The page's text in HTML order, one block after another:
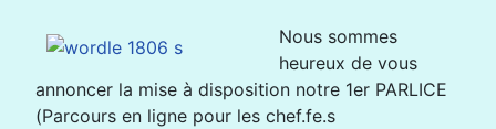
Nous sommes
heureux de vous
annoncer la mise à disposition notre 1er PARLICE
(Parcours en ligne pour les chef.fe.s